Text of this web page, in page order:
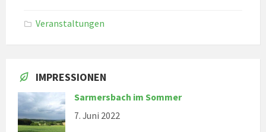
Veranstaltungen
IMPRESSIONEN
Sarmersbach im Sommer
7. Juni 2022